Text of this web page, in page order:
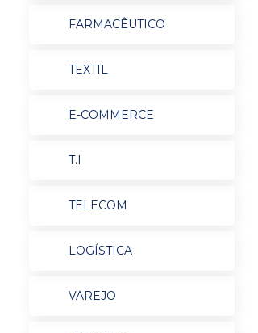
FARMACÊUTICO
TEXTIL
E-COMMERCE
T.I
TELECOM
LOGÍSTICA
VAREJO